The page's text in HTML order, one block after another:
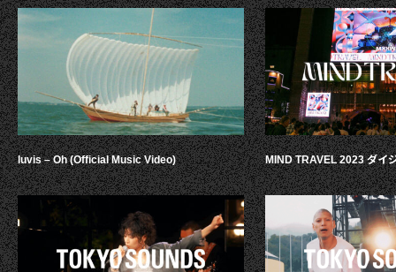
luvis – Oh (Official Music Video) MIND TRAVEL 2023 ダイ